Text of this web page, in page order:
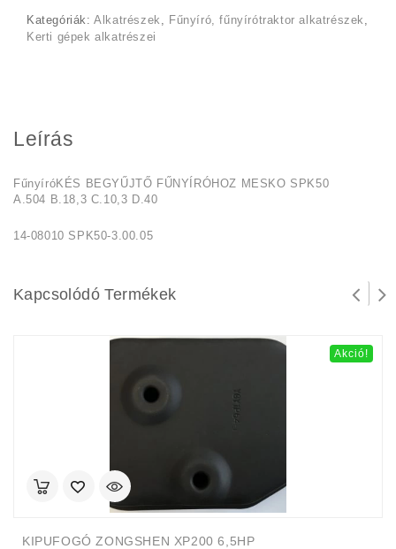
Kategóriák:Alkatrészek , Fűnyíró, fűnyírótraktor alkatrészek ,
Kerti gépek alkatrészei
Leírás
FűnyíróKÉS BEGYŰJTŐ FŰNYÍRÓHOZ MESKO SPK50
A.504 B.18,3 C.10,3 D.40
14-08010 SPK50-3.00.05
Kapcsolódó Termékek
Akció!
KIPUFOGÓ ZONGSHEN XP200 6,5HP